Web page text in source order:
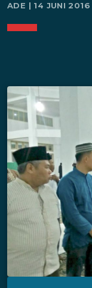
ADE | 14 JUNI 2016